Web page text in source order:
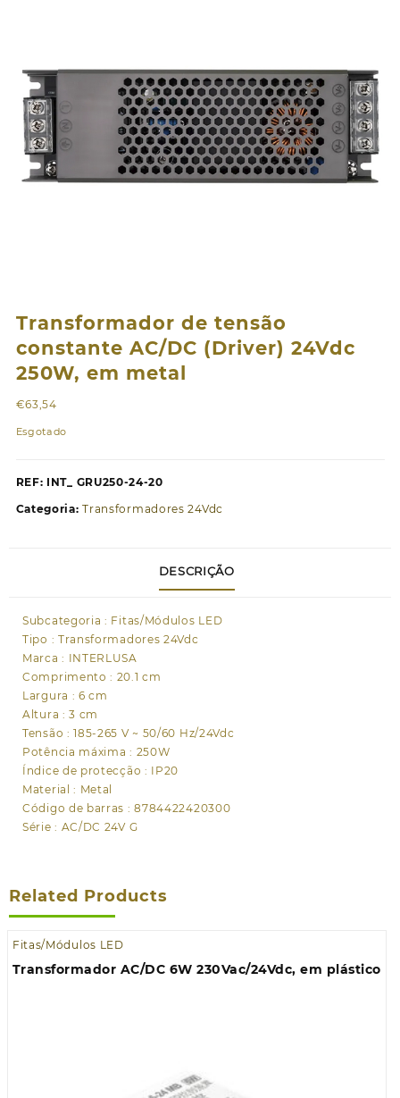
Transformador de tensão
constante AC/DC (Driver) 24Vdc
250W, em metal
€63,54
Esgotado
REF: INT_ GRU250-24-20
Categoria:Transformadores 24Vdc
DESCRIÇÃO
Subcategoria : Fitas/Módulos LED
Tipo : Transformadores 24Vdc
Marca : INTERLUSA
Comprimento : 20.1 cm
Largura : 6 cm
Altura : 3 cm
Tensão : 185-265 V ~ 50/60 Hz/24Vdc
Potência máxima : 250W
Índice de protecção : IP20
Material : Metal
Código de barras : 8784422420300
Série : AC/DC 24V G
Related Products
Fitas/Módulos LED
Transformador AC/DC 6W 230Vac/24Vdc, em plástico